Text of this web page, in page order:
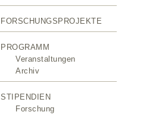
FORSCHUNGSPROJEKTE
PROGRAMM
Veranstaltungen
Archiv
STIPENDIEN
Forschung